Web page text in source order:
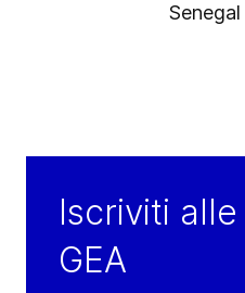
Senegal
Iscriviti
GEA